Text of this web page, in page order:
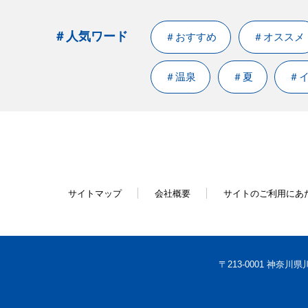
＃人気ワード ＃おすすめ ＃オススメ
＃温泉 ＃夏 ＃
サイトマップ 会社概要 サイトのご利用にあ
〒213-0001 神奈川県